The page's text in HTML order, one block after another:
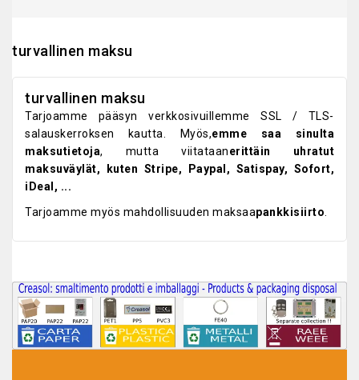
turvallinen maksu
turvallinen maksu
Tarjoamme pääsyn verkkosivuillemme SSL / TLS-
salauskerroksen kautta. Myös,emme saa sinulta
maksutietoja, mutta viitataanerittäin uhratut
maksuväylät, kuten Stripe, Paypal, Satispay, Sofort,
iDeal, ...
Tarjoamme myös mahdollisuuden maksaapankkisiirto